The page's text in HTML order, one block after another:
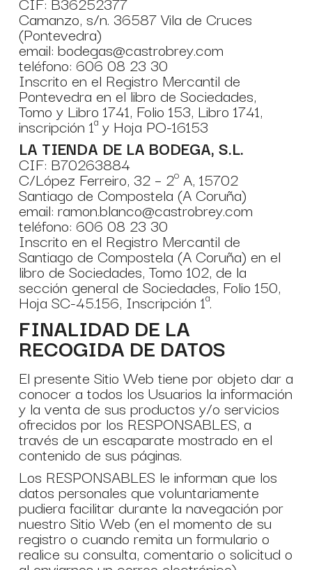
Camanzo, s/n. 36587 Vila de Cruces
(Pontevedra)
email: bodegas@castrobrey.com
teléfono: 606 08 23 30
Inscrito en el Registro Mercantil de
Pontevedra en el libro de Sociedades,
Tomo y Libro 1741, Folio 153, Libro 1741,
inscripción 1ª y Hoja PO-16153
LA TIENDA DE LA BODEGA, S.L.
CIF: B70263884
C/López Ferreiro, 32 – 2º A, 15702
Santiago de Compostela (A Coruña)
email: ramon.blanco@castrobrey.com
teléfono: 606 08 23 30
Inscrito en el Registro Mercantil de
Santiago de Compostela (A Coruña) en el
libro de Sociedades, Tomo 102, de la
sección general de Sociedades, Folio 150,
Hoja SC-45.156, Inscripción 1ª.
FINALIDAD DE LA
RECOGIDA DE DATOS
El presente Sitio Web tiene por objeto dar a
conocer a todos los Usuarios la información
y la venta de sus productos y/o servicios
ofrecidos por los RESPONSABLES, a
través de un escaparate mostrado en el
contenido de sus páginas.
Los RESPONSABLES le informan que los
datos personales que voluntariamente
pudiera facilitar durante la navegación por
nuestro Sitio Web (en el momento de su
registro o cuando remita un formulario o
realice su consulta, comentario o solicitud o